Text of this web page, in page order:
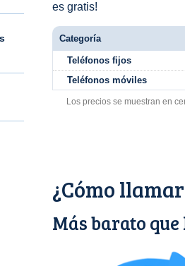
es gratis!
Categoría
Teléfonos fijos
Teléfonos móviles
Los precios se muestran en
¿Cómo
Más barato